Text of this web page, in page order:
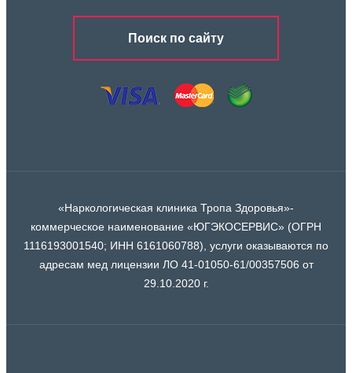
Поиск по сайту
«Наркологическая клиника Тропа Здоровья»-
коммерческое наименование «ЮГЭКОСЕРВИС» (ОГРН
1116193001540; ИНН 6161060788), услуги оказываются по
адресам мед лицензии ЛО 41-01050-61/00357506 от
29.10.2020 г.